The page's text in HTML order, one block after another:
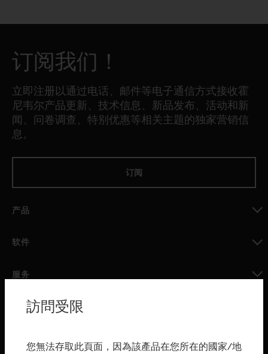
订阅我们！
立即注册以通过电话、邮件等电子通信方式接收霍
尼韦尔产品更新、技术信息、新品发布、活动和新
闻、问卷调查、特别优惠等相关主题的独家营销信
息。
订阅
产品
软件
服务
toggle view
行业訪問受限
您無法存取此頁面，因為該產品在您所在的國家/地